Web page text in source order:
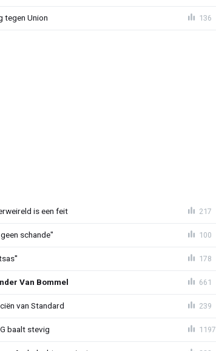
tegen Union 136
is een feit 217
schande" 100
178
Van Bommel 661
van Standard 239
baalt stevig 1197